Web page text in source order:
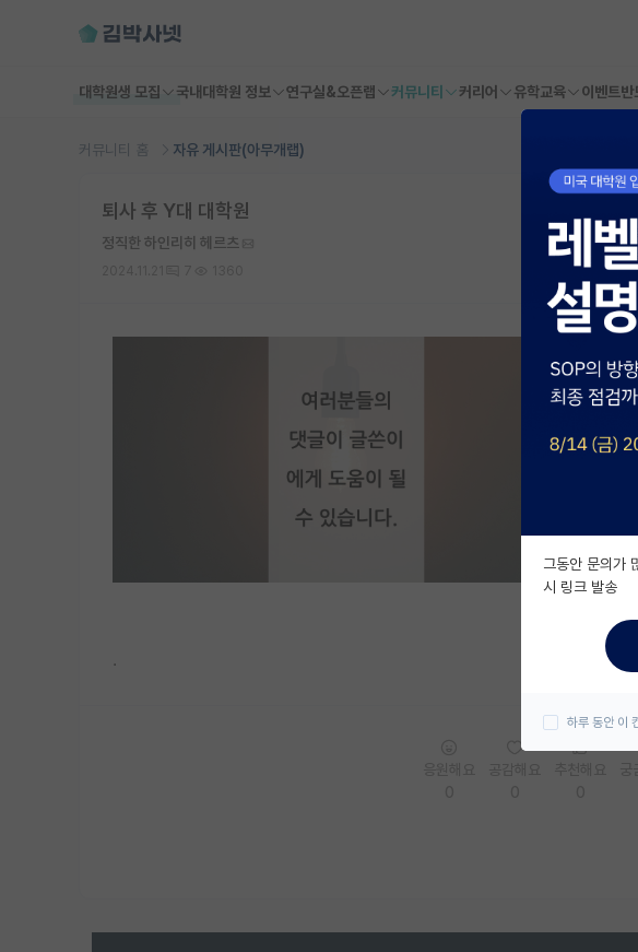
대학원생 모집 국내대학원 정보 연구실&오픈랩 커뮤니티 커리어 유학교육 이벤트반
커뮤니티 홈 자유 게시판(아무개랩)
퇴사 후 Y대 대학원
정직한 하인리히 헤르츠
.
그동안 문의가
시 링크 발송
하루 동안 이